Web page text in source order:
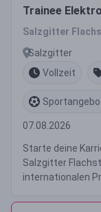
Trainee
Salzgitter
Salzgitter
Vollzeit
07.08.2026
Starte deine
Salzgitter
internationalen